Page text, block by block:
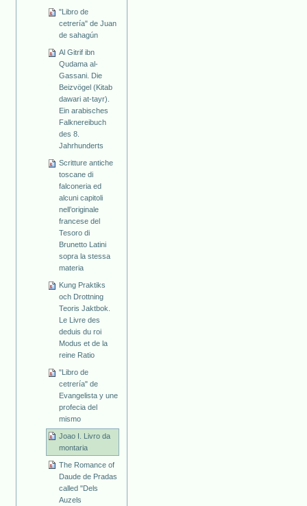
"Libro de
cetrería" de Juan
de sahagún
Al Gitrif ibn
Qudama al-
Gassani. Die
Beizvögel (Kitab
dawari at-tayr).
Ein arabisches
Falknereibuch
des 8.
Jahrhunderts
Scritture antiche
toscane di
falconeria ed
alcuni capitoli
nell’originale
francese del
Tesoro di
Brunetto Latini
sopra la stessa
materia
Kung Praktiks
och Drottning
Teoris Jaktbok.
Le Livre des
deduis du roi
Modus et de la
reine Ratio
"Libro de
cetrería" de
Evangelista y une
profecia del
mismo
Joao I. Livro da
montaria
The Romance of
Daude de Pradas
called "Dels
Auzels